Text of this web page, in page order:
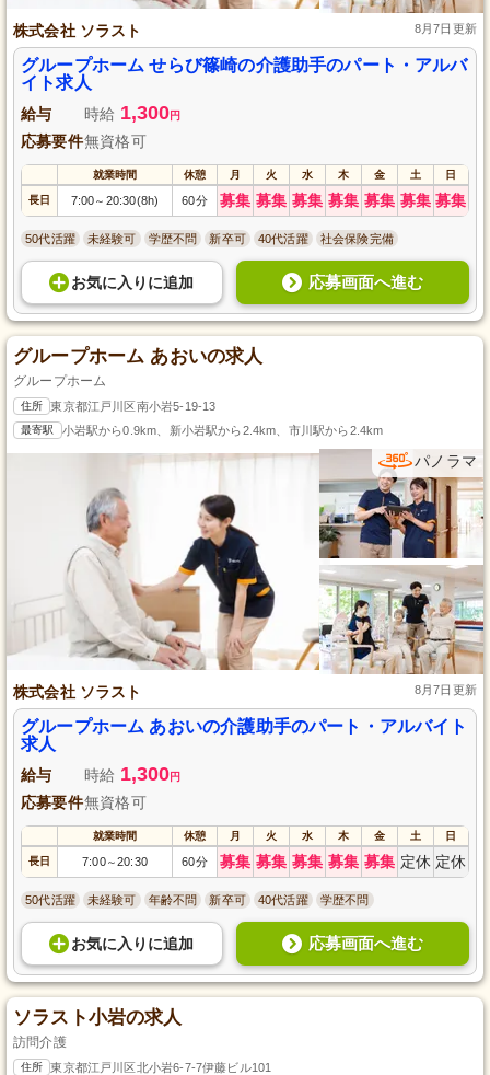
株式会社 ソラスト 8月7日更新
グループホーム せらび篠崎の介護助手のパート・アルバ
イト求人
給与 時給 1,300円
応募要件無資格可
就業時間 休憩 月 火 水 木 金 土 日
長日 7:00～ 20:30(8h) 60分 募集 募集 募集 募集 募集 募集 募集
50代活躍 未経験可 学歴不問 新卒可 40代活躍 社会保険完備
お気に入り に追加 応募画面へ進む
グループホーム あおいの求人
グループホーム
住所 東京都江戸川区南小岩5-19-13
最寄駅 小岩駅から0.9km、新小岩駅から2.4km、市川駅から2.4km
パノラマ
株式会社 ソラスト 8月7日更新
グループホーム あおいの介護助手のパート・アルバイト
求人
給与 時給 1,300円
応募要件無資格可
就業時間 休憩 月 火 水 木 金 土 日
長日 7:00～20:30 60分 募集 募集 募集 募集 募集 定休 定休
50代活躍 未経験可 年齢不問 新卒可 40代活躍 学歴不問
お気に入り に追加 応募画面へ進む
ソラスト小岩の求人
訪問介護
住所 東京都江戸川区北小岩6-7-7伊藤ビル101